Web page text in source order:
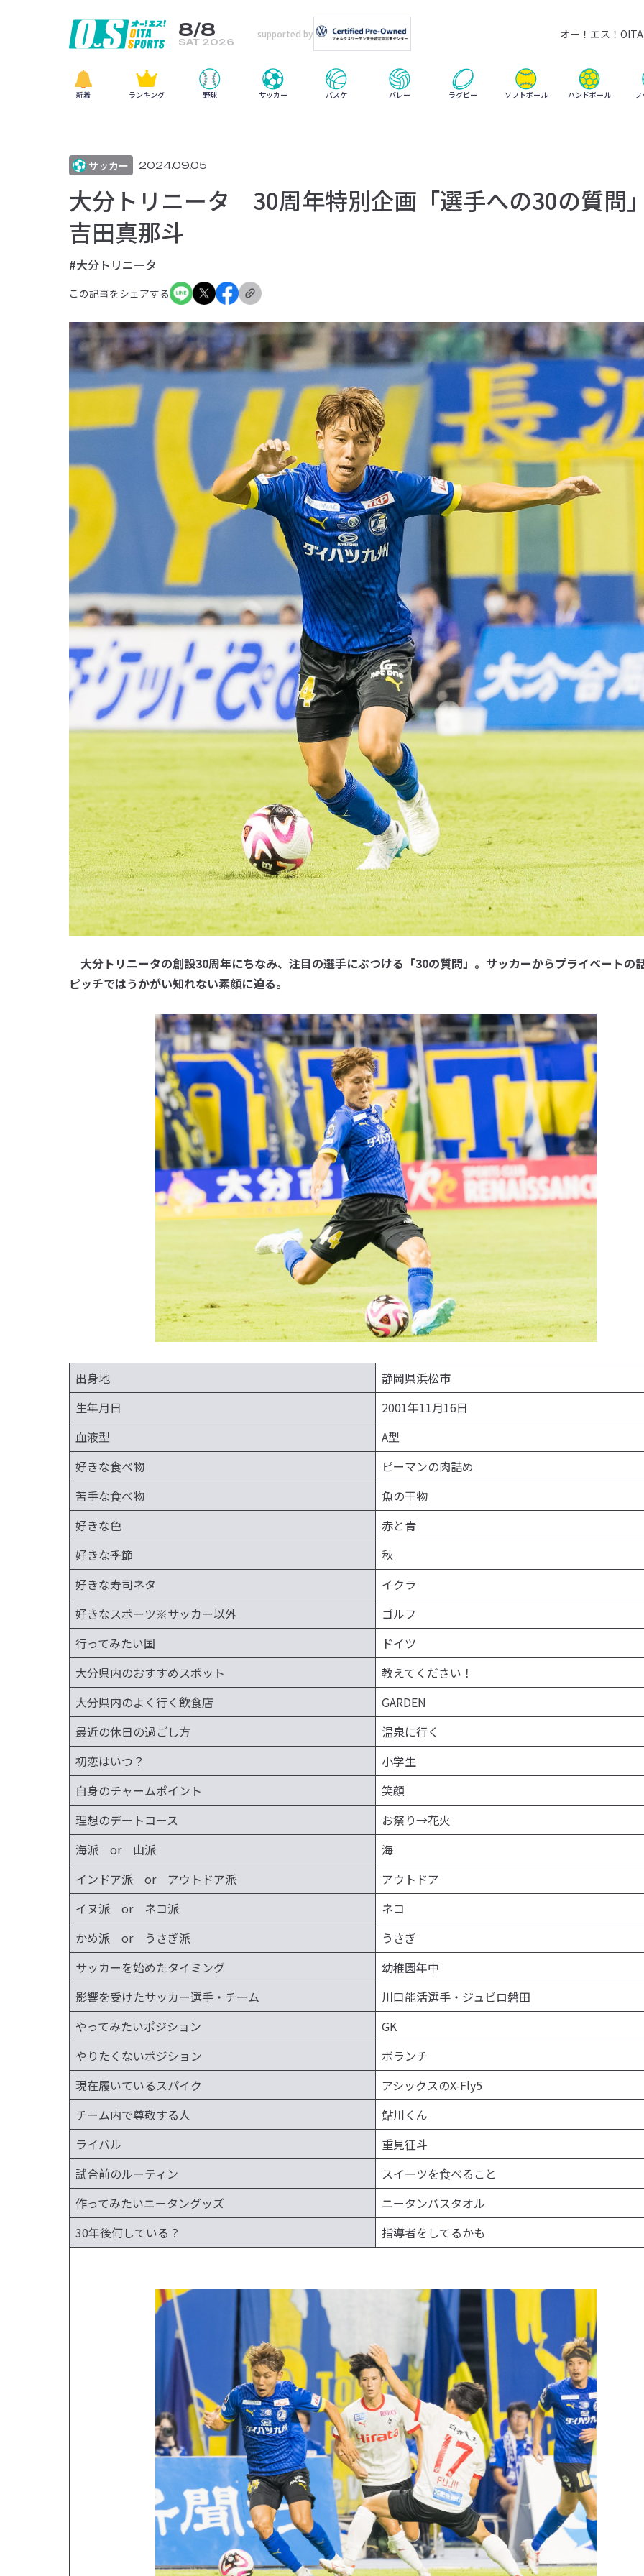
8/8
SAT 2026
supported by オー！エス！
新着 ランキング 野球 サッカー バスケ バレー ラグビー ソフトボール ハンドボール
サッカー 2024.09.05
大分トリニータ 30周年特別企画「選手への30の質
吉田真那斗
#大分トリニータ
この記事をシェアする
大分トリニータの創設30周年にちなみ、注目の選手にぶつける「30の質問」。サッカーからプライベートの
ピッチではうかがい知れない素顔に迫る。
出身地
静岡県浜松市
生年月日
2001年11月16日
血液型
A型
好きな食べ物
ピーマンの肉詰め
苦手な食べ物
魚の干物
好きな色
赤と青
好きな季節
秋
好きな寿司ネタ
イクラ
好きなスポーツ※サッカー以外
ゴルフ
行ってみたい国
ドイツ
大分県内のおすすめスポット
教えてください！
大分県内のよく行く飲食店
GARDEN
最近の休日の過ごし方
温泉に行く
初恋はいつ？
小学生
自身のチャームポイント
笑顔
理想のデートコース
お祭り→花火
海派 or 山派
海
インドア派 or アウトドア派
アウトドア
イヌ派 or ネコ派
ネコ
かめ派 or うさぎ派
うさぎ
サッカーを始めたタイミング
幼稚園年中
影響を受けたサッカー選手・チーム
川口能活選手・ジュビロ磐田
やってみたいポジション
GK
やりたくないポジション
ボランチ
現在履いているスパイク
アシックスのX-Fly5
チーム内で尊敬する人
鮎川くん
ライバル
重見征斗
試合前のルーティン
スイーツを食べること
作ってみたいニータングッズ
ニータンバスタオル
30年後何している？
指導者をしてるかも